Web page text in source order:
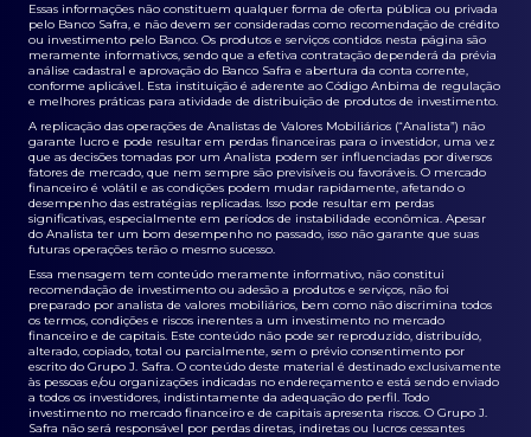
Essas informações não constituem qualquer forma de oferta pública ou privada
pelo Banco Safra, e não devem ser consideradas como recomendação de crédito
ou investimento pelo Banco. Os produtos e serviços contidos nesta página são
meramente informativos, sendo que a efetiva contratação dependerá da prévia
análise cadastral e aprovação do Banco Safra e abertura da conta corrente,
conforme aplicável. Esta instituição é aderente ao Código Anbima de regulação
e melhores práticas para atividade de distribuição de produtos de investimento.
A replicação das operações de Analistas de Valores Mobiliários (“Analista”) não
garante lucro e pode resultar em perdas financeiras para o investidor, uma vez
que as decisões tomadas por um Analista podem ser influenciadas por diversos
fatores de mercado, que nem sempre são previsíveis ou favoráveis. O mercado
financeiro é volátil e as condições podem mudar rapidamente, afetando o
desempenho das estratégias replicadas. Isso pode resultar em perdas
significativas, especialmente em períodos de instabilidade econômica. Apesar
do Analista ter um bom desempenho no passado, isso não garante que suas
futuras operações terão o mesmo sucesso.
Essa mensagem tem conteúdo meramente informativo, não constitui
recomendação de investimento ou adesão a produtos e serviços, não foi
preparado por analista de valores mobiliários, bem como não discrimina todos
os termos, condições e riscos inerentes a um investimento no mercado
financeiro e de capitais. Este conteúdo não pode ser reproduzido, distribuído,
alterado, copiado, total ou parcialmente, sem o prévio consentimento por
escrito do Grupo J. Safra. O conteúdo deste material é destinado exclusivamente
às pessoas e/ou organizações indicadas no endereçamento e está sendo enviado
a todos os investidores, indistintamente da adequação do perfil. Todo
investimento no mercado financeiro e de capitais apresenta riscos. O Grupo J.
Safra não será responsável por perdas diretas, indiretas ou lucros cessantes